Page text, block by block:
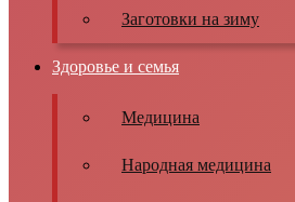
Заготовки на зиму
Здоровье и семья
Медицина
Народная медицина